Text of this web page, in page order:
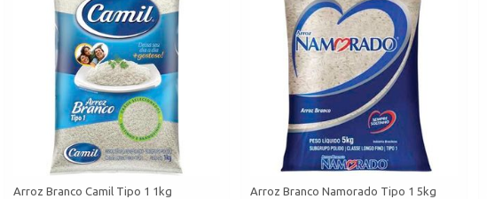
Arroz Branco Camil Tipo 1 1kg Arroz Branco Namorado Tipo 1 5kg